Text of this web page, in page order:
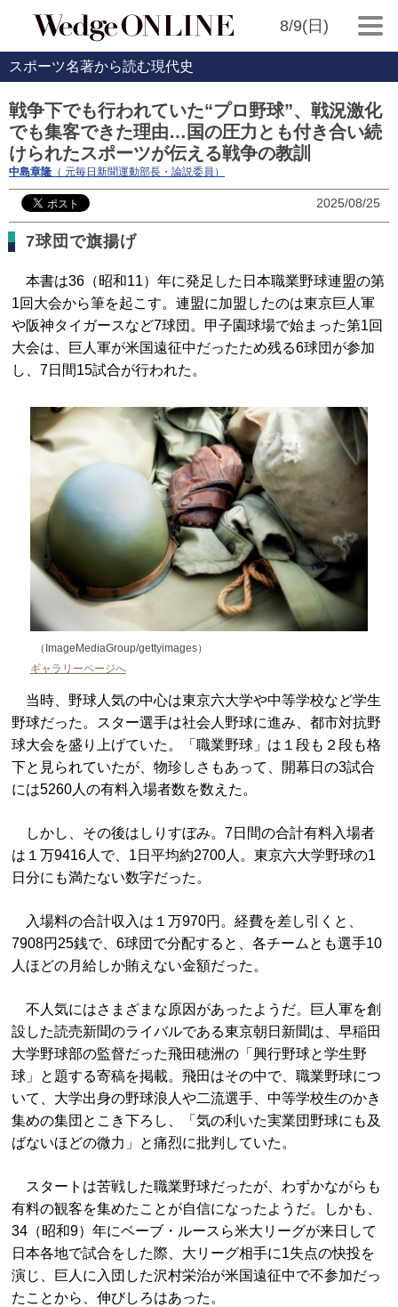
8/9(日)
スポーツ名著から読む現代史
戦争下でも行われていた“プロ野球”、戦況激化
でも集客できた理由…国の圧力とも付き合い続
けられたスポーツが伝える戦争の教訓
中島章隆 （ 元毎日新聞運動部長・論説委員）
2025/08/25
7球団で旗揚げ
本書は36（昭和11）年に発足した日本職業野球連盟の第
1回大会から筆を起こす。連盟に加盟したのは東京巨人軍
や阪神タイガースなど7球団。甲子園球場で始まった第1回
大会は、巨人軍が米国遠征中だったため残る6球団が参加
し、7日間15試合が行われた。
（ImageMediaGroup/gettyimages）
ギャラリーページへ
当時、野球人気の中心は東京六大学や中等学校など学生
野球だった。スター選手は社会人野球に進み、都市対抗野
球大会を盛り上げていた。「職業野球」は１段も２段も格
下と見られていたが、物珍しさもあって、開幕日の3試合
には5260人の有料入場者数を数えた。
しかし、その後はしりすぼみ。7日間の合計有料入場者
は１万9416人で、1日平均約2700人。東京六大学野球の1
日分にも満たない数字だった。
入場料の合計収入は１万970円。経費を差し引くと、
7908円25銭で、6球団で分配すると、各チームとも選手10
人ほどの月給しか賄えない金額だった。
不人気にはさまざまな原因があったようだ。巨人軍を創
設した読売新聞のライバルである東京朝日新聞は、早稲田
大学野球部の監督だった飛田穂洲の「興行野球と学生野
球」と題する寄稿を掲載。飛田はその中で、職業野球につ
いて、大学出身の野球浪人や二流選手、中等学校生のかき
集めの集団とこき下ろし、「気の利いた実業団野球にも及
ばないほどの微力」と痛烈に批判していた。
スタートは苦戦した職業野球だったが、わずかながらも
有料の観客を集めたことが自信になったようだ。しかも、
34（昭和9）年にベーブ・ルースら米大リーグが来日して
日本各地で試合をした際、大リーグ相手に1失点の快投を
演じ、巨人に入団した沢村栄治が米国遠征中で不参加だっ
たことから、伸びしろはあった。